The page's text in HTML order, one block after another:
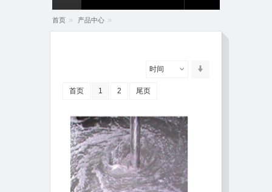
首页 » 产品中心 »
时间
首页 1 2 尾页